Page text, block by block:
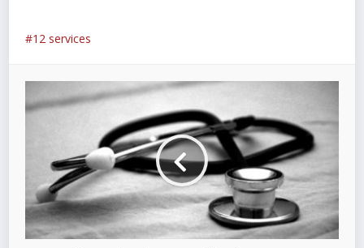
12 services